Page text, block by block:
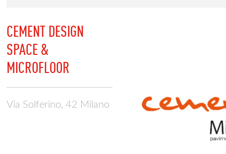
CEMENT DESIGN
SPACE &
MICROFLOOR
Via Solferino, 42 Milano